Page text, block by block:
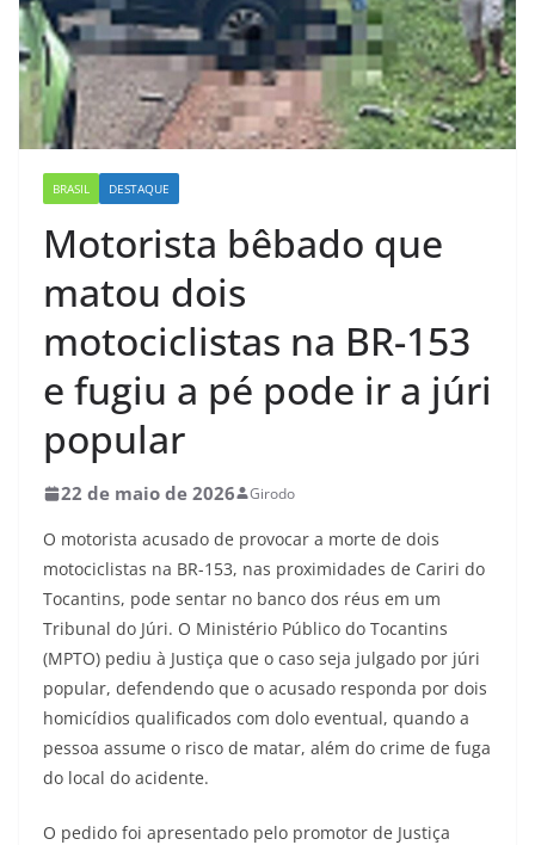
BRASIL DESTAQUE
Motorista bêbado que
matou dois
motociclistas na BR-153
e fugiu a pé pode ir a júri
popular
22 de maio de 2026 Girodo
O motorista acusado de provocar a morte de dois
motociclistas na BR-153, nas proximidades de Cariri do
Tocantins, pode sentar no banco dos réus em um
Tribunal do Júri. O Ministério Público do Tocantins
(MPTO) pediu à Justiça que o caso seja julgado por júri
popular, defendendo que o acusado responda por dois
homicídios qualificados com dolo eventual, quando a
pessoa assume o risco de matar, além do crime de fuga
do local do acidente.
O pedido foi apresentado pelo promotor de Justiça